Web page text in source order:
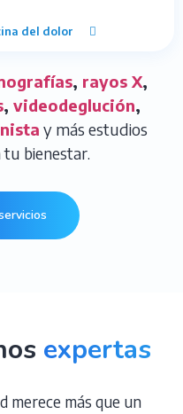
del dolor
, rayos X,
, videodeglución,
y más estudios
bienestar.
expertas
merece más que un